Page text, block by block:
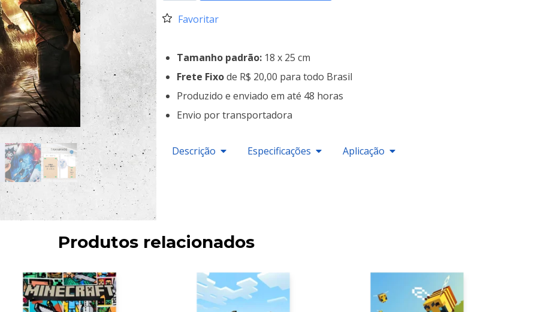
Favoritar
Tamanho padrão: 18 x 25 cm
Frete Fixode R$ 20,00 para todo Brasil
Produzido e enviado em até 48 horas
Envio por transportadora
Descrição Especificações Aplicação
Produtos relacionados